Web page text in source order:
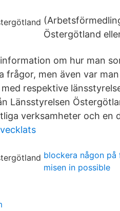
Östergötland
om hur man
frågor, men även var
respektive
Länsstyrelsen
verksamheter och en
blockera någon på
misen in possible